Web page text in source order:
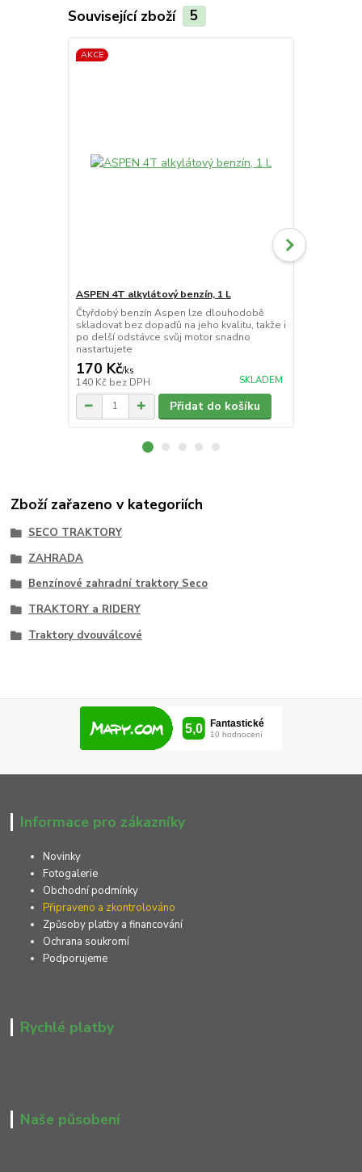
Související zboží 5
AKCE
ASPEN 4T alkylátový benzín, 1 L
Čtyřdobý benzín Aspen lze dlouhodobě
skladovat bez dopadů na jeho kvalitu, takže i
po delší odstávce svůj motor snadno
nastartujete
170 Kč/ks
140 Kč bez DPH SKLADEM
Přidat do košíku
Zboží zařazeno v kategoriích
SECO TRAKTORY
ZAHRADA
Benzínové zahradní traktory Seco
TRAKTORY a RIDERY
Traktory dvouválcové
Informace pro zákazníky
Novinky
Fotogalerie
Obchodní podmínky
Připraveno a zkontrolováno
Způsoby platby a financování
Ochrana soukromí
Podporujeme
Rychlé platby
Naše působení